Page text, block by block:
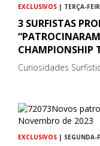
EXCLUSIVOS | TERÇA-
3 SURFISTAS
CHAMPIONSHIP
Curiosidades
EXCLUSIVOS | SEGUNDA-